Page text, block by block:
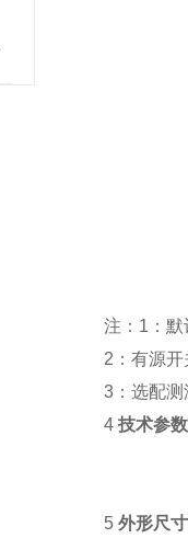
注：1：
2：有源
3：选配
4技术参数
5外形尺寸